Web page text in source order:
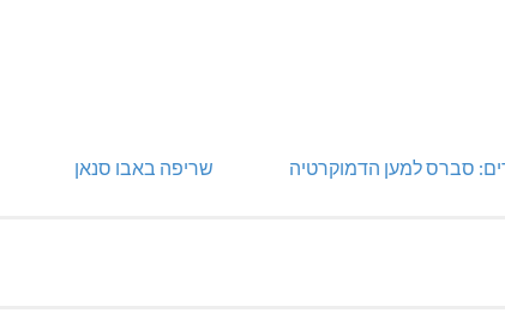
סברס למען הדמוקרטיה שריפה באבו סנאן